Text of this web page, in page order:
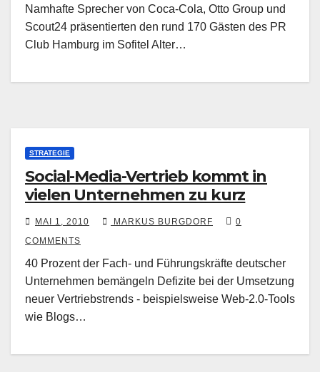
Namhafte Sprecher von Coca-Cola, Otto Group und
Scout24 präsentierten den rund 170 Gästen des PR
Club Hamburg im Sofitel Alter…
STRATEGIE
Social-Media-Vertrieb kommt in
vielen Unternehmen zu kurz
MAI 1, 2010 MARKUS BURGDORF
0
COMMENTS
40 Prozent der Fach- und Führungskräfte deutscher
Unternehmen bemängeln Defizite bei der Umsetzung
neuer Vertriebstrends - beispielsweise Web-2.0-Tools
wie Blogs…